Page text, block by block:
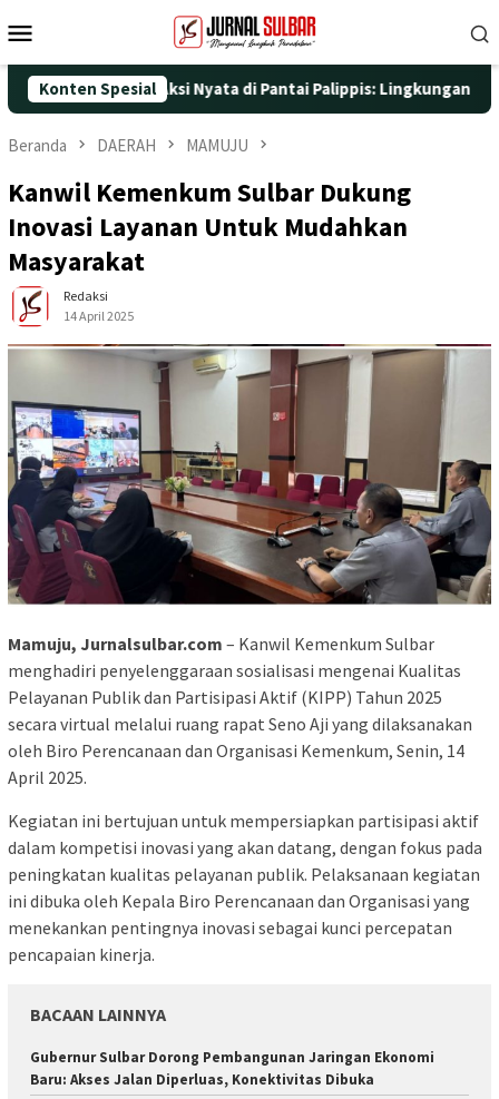
ke
Mobile
Konten Spesial
25 dengan Aksi Nyata di Pantai Palippis: Lingkungan dan
Beranda DAERAH MAMUJU
Kanwil Kemenkum Sulbar Dukung
Inovasi Layanan Untuk Mudahkan
Masyarakat
Redaksi
14 April 2025
Mamuju, Jurnalsulbar.com – Kanwil Kemenkum Sulbar
menghadiri penyelenggaraan sosialisasi mengenai Kualitas
Pelayanan Publik dan Partisipasi Aktif (KIPP) Tahun 2025
secara virtual melalui ruang rapat Seno Aji yang dilaksanakan
oleh Biro Perencanaan dan Organisasi Kemenkum, Senin, 14
April 2025.
Kegiatan ini bertujuan untuk mempersiapkan partisipasi aktif
dalam kompetisi inovasi yang akan datang, dengan fokus pada
peningkatan kualitas pelayanan publik. Pelaksanaan kegiatan
ini dibuka oleh Kepala Biro Perencanaan dan Organisasi yang
menekankan pentingnya inovasi sebagai kunci percepatan
pencapaian kinerja.
BACAAN LAINNYA
Gubernur Sulbar Dorong Pembangunan Jaringan Ekonomi
Baru: Akses Jalan Diperluas, Konektivitas Dibuka